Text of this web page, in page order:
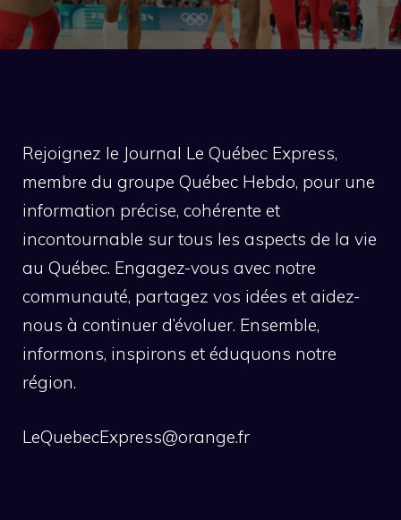
Rejoignez le Journal Le Québec Express,
membre du groupe Québec Hebdo, pour une
information précise, cohérente et
incontournable sur tous les aspects de la vie
au Québec. Engagez-vous avec notre
communauté, partagez vos idées et aidez-
nous à continuer d’évoluer. Ensemble,
informons, inspirons et éduquons notre
région.
LeQuebecExpress@orange.fr